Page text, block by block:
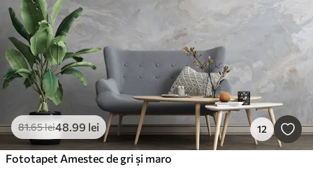
81.65lei48.99 lei 12
Fototapet Amestec de gri și maro